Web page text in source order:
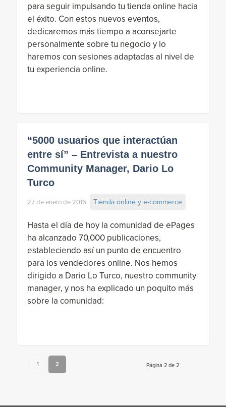
para seguir impulsando tu tienda online hacia
el éxito. Con estos nuevos eventos,
dedicaremos más tiempo a aconsejarte
personalmente sobre tu negocio y lo
haremos con sesiones adaptadas al nivel de
tu experiencia online.
“5000 usuarios que interactúan
entre sí” – Entrevista a nuestro
Community Manager, Dario Lo
Turco
27 de enero de 2016 Tienda online y e-commerce
Hasta el día de hoy la comunidad de ePages
ha alcanzado 70,000 publicaciones,
estableciendo así un punto de encuentro
para los vendedores online. Nos hemos
dirigido a Dario Lo Turco, nuestro community
manager, y nos ha explicado un poquito más
sobre la comunidad:
Página 2 de 2
1 2